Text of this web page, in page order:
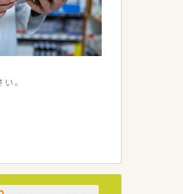
。